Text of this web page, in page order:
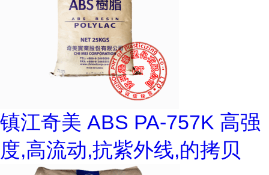
镇江奇美 ABS PA-757K 高强
度,高流动,抗紫外线,的拷贝